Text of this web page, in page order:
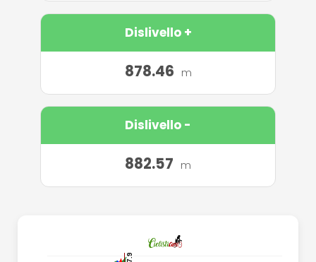
Dislivello +
878.46 m
Dislivello -
882.57 m